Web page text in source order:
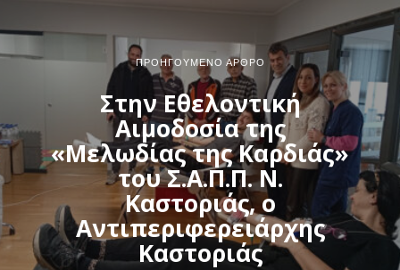
ΠΡΟΗΓΟΎΜΕΝΟ ΆΡΘΡΟ
Στην Εθελοντική
Αιμοδοσία της
«Μελωδίας της Καρδιάς»
του Σ.Α.Π.Π. Ν.
Καστοριάς, ο
Αντιπεριφερειάρχης
Καστοριάς